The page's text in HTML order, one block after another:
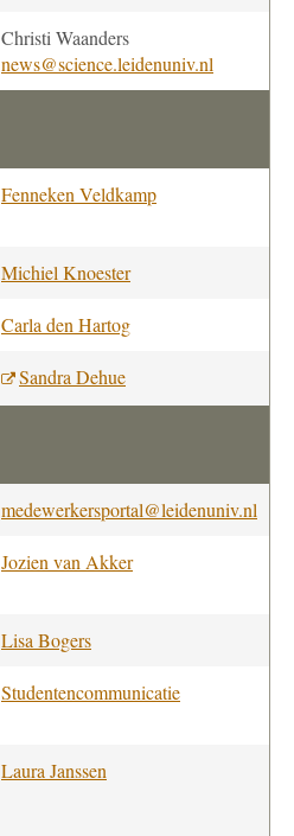
Christi Waanders
news@science.leidenuniv.nl
Fenneken Veldkamp
Michiel Knoester
Carla den Hartog
Sandra Dehue
medewerkersportal@leidenuniv.nl
Jozien van Akker
Lisa Bogers
Studentencommunicatie
Laura Janssen